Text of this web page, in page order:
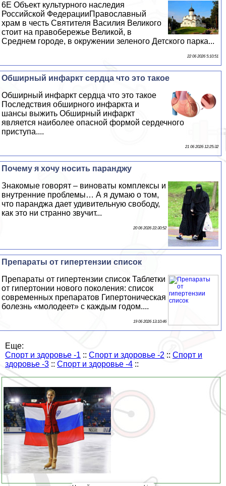
6E Объект культурного наследия
Российской ФедерацииПравославный
храм в честь Святителя Василия Великого
стоит на правобережье Великой, в
Среднем городе, в окружении зеленого Детского парка...
22 06 2026 5:10:51
Обширный инфаркт сердца что это такое
Обширный инфаркт сердца что это такое
Последствия обширного инфаркта и
шансы выжить Обширный инфаркт
является наиболее опасной формой сердечного
приступа....
21 06 2026 12:25:32
Почему я хочу носить паранджу
Знакомые говорят – виноваты комплексы и
внутренние проблемы… А я думаю о том,
что паранджа дает удивительную свободу,
как это ни странно звучит...
20 06 2026 22:30:52
Препараты от гипертензии список
Препараты от гипертензии список Таблетки
от гипертонии нового поколения: список
современных препаратов Гипертоническая
болезнь «молодеет» с каждым годом....
19 06 2026 13:10:46
Еще:
Спорт и здоровье -1 :: Спорт и здоровье -2 :: Спорт и
здоровье -3 :: Спорт и здоровье -4 ::